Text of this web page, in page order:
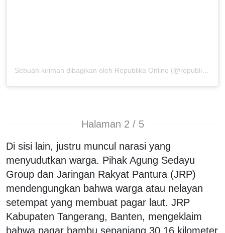
Sebuah kiriman dibagikan oleh Republika Online (@republikaonline)
Halaman 2 / 5
Di sisi lain, justru muncul narasi yang
menyudutkan warga. Pihak Agung Sedayu
Group dan Jaringan Rakyat Pantura (JRP)
mendengungkan bahwa warga atau nelayan
setempat yang membuat pagar laut. JRP
Kabupaten Tangerang, Banten, mengeklaim
bahwa pagar bambu sepanjang 30,16 kilometer